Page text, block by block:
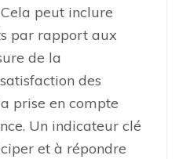
peut inclure
par rapport aux
de la
des
prise en compte
Un indicateur clé
et à répondre